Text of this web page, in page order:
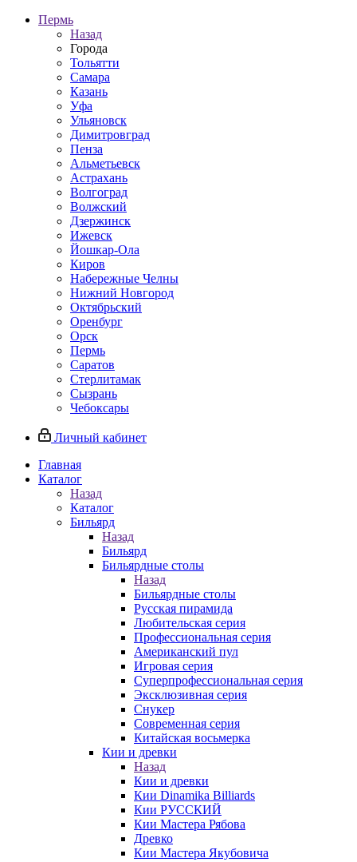
Пермь
Назад
Города
Тольятти
Самара
Казань
Уфа
Ульяновск
Димитровград
Пенза
Альметьевск
Астрахань
Волгоград
Волжский
Дзержинск
Ижевск
Йошкар-Ола
Киров
Набережные Челны
Нижний Новгород
Октябрьский
Оренбург
Орск
Пермь
Саратов
Стерлитамак
Сызрань
Чебоксары
Личный кабинет
Главная
Каталог
Назад
Каталог
Бильярд
Назад
Бильярд
Бильярдные столы
Назад
Бильярдные столы
Русская пирамида
Любительская серия
Профессиональная серия
Американский пул
Игровая серия
Суперпрофессиональная серия
Эксклюзивная серия
Снукер
Современная серия
Китайская восьмерка
Кии и древки
Назад
Кии и древки
Кии Dinamika Billiards
Кии РУССКИЙ
Кии Мастера Рябова
Древко
Кии Мастера Якубовича